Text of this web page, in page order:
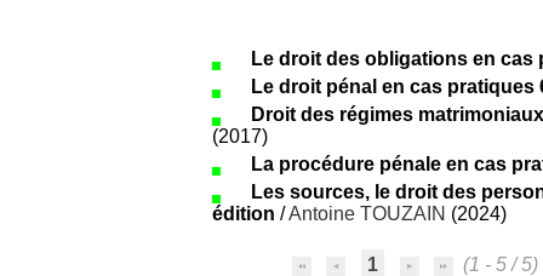
Le droit des obligations en cas
Le droit pénal en cas pratiques
Droit des régimes
(2017)
La procédure pénale en cas
Les sources, le droit des
édition /Antoine TOUZAIN (2024)
1 (1 - 5 / 5)